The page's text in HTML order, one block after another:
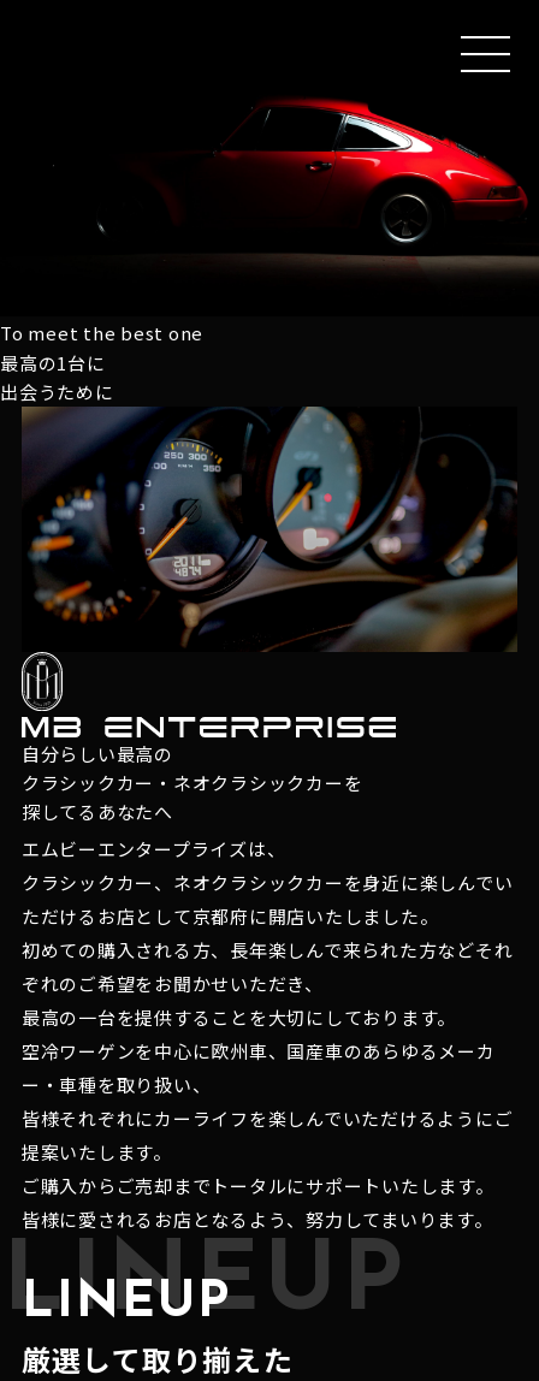
MEN
To meet the best one
最高の1台に
出会うために
自分らしい最高の
クラシックカー・ネオクラシックカーを
探してるあなたへ
エムビーエンタープライズは、
クラシックカー、ネオクラシックカーを身近に楽しんでい
ただけるお店として京都府に開店いたしました。
初めての購入される方、長年楽しんで来られた方などそれ
ぞれのご希望をお聞かせいただき、
最高の一台を提供することを大切にしております。
空冷ワーゲンを中心に欧州車、国産車のあらゆるメーカ
ー・車種を取り扱い、
皆様それぞれにカーライフを楽しんでいただけるようにご
提案いたします。
ご購入からご売却までトータルにサポートいたします。
皆様に愛されるお店となるよう、努力してまいります。
LINEUP
LINEUP
厳選して取り揃えた